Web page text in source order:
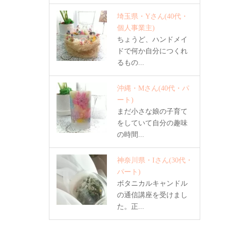
埼玉県・Yさん(40代・
個人事業主)
ちょうど、ハンドメイ
ドで何か自分につくれ
るもの...
沖縄・Mさん(40代・パ
ート)
まだ小さな娘の子育て
をしていて自分の趣味
の時間...
神奈川県・Iさん(30代・
パート)
ボタニカルキャンドル
の通信講座を受けまし
た。正...